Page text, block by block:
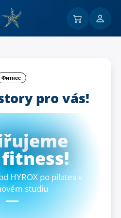
Фитнес
pro vás!
HYROX po pilates v
studiu